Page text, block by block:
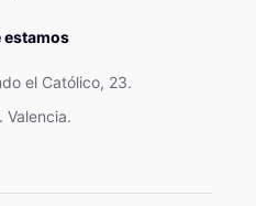
estamos
el Católico, 23.